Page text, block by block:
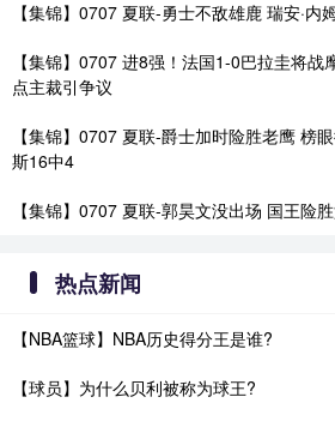
【集锦】0707 夏联-勇士不敌雄鹿 瑞安·内
【集锦】0707 进8强！法国1-0巴拉圭将战
点主裁引争议
【集锦】0707 夏联-爵士加时险胜老鹰 榜
斯16中4
【集锦】0707 夏联-郭昊文没出场 国王险
热点新闻
【NBA篮球】NBA历史得分王是谁?
【球员】为什么贝利被称为球王?